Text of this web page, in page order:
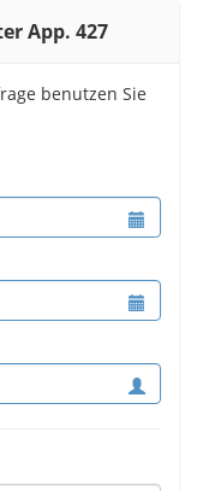
App. 427
benutzen Sie